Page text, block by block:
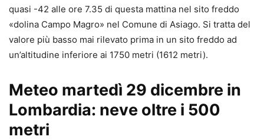
quasi -42 alle ore 7.35 di questa mattina nel sito freddo
«dolina Campo Magro» nel Comune di Asiago. Si tratta del
valore più basso mai rilevato prima in un sito freddo ad
un’altitudine inferiore ai 1750 metri (1612 metri).
Meteo martedì 29 dicembre in
Lombardia: neve oltre i 500
metri